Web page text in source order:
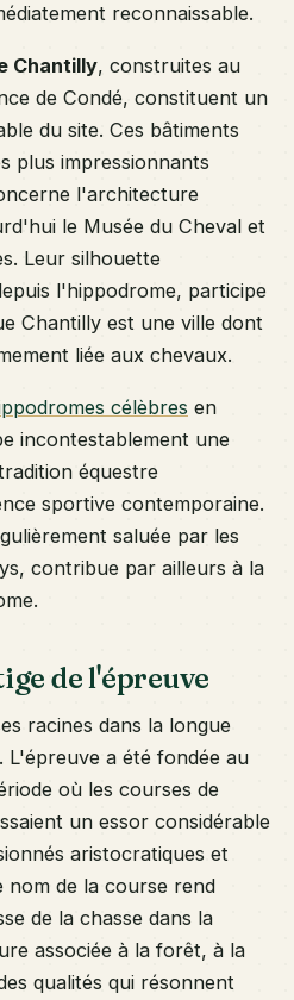
reconnaissable.
Chantilly, construites au
de Condé, constituent un
du site. Ces bâtiments
plus impressionnants
l'architecture
le Musée du Cheval et
Leur silhouette
l'hippodrome, participe
Chantilly est une ville dont
liée aux chevaux.
célèbres en
incontestablement une
équestre
sportive contemporaine.
saluée par les
contribue par ailleurs à la
de l'épreuve
racines dans la longue
a été fondée au
où les courses de
un essor considérable
aristocratiques et
nom de la course rend
de la chasse dans la
associée à la forêt, à la
qualités qui résonnent